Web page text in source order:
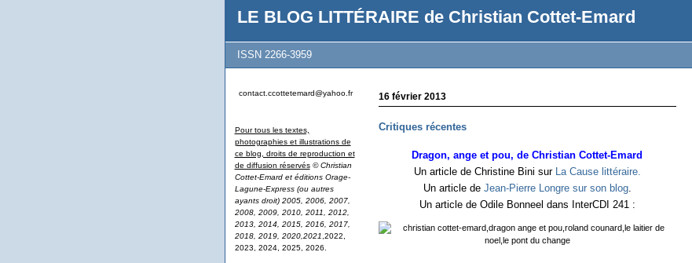
LE BLOG LITTÉRAIRE de Christian Cottet-Emard
ISSN 2266-3959
contact.ccottetemard@yahoo.fr
Pour tous les textes,
photographies et illustrations de
ce blog, droits de reproduction et
de diffusion réservés © Christian
Cottet-Emard et éditions Orage-
Lagune-Express (ou autres
ayants droit) 2005, 2006, 2007,
2008, 2009, 2010, 2011, 2012,
2013, 2014, 2015, 2016, 2017,
2018, 2019, 2020,2021 ,2022,
2023, 2024, 2025, 2026.
16 février 2013
Critiques récentes
Dragon, ange et pou, de Christian Cottet-Emard
Un article de Christine Bini sur La Cause littéraire.
Un article de Jean-Pierre Longre sur son blog.
Un article de Odile Bonneel dans InterCDI 241 :